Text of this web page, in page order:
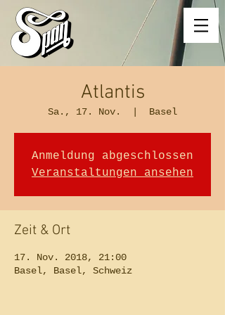
Atlantis
Sa., 17. Nov. Basel
Anmeldung abgeschlossen
Veranstaltungen ansehen
Zeit & Ort
17. Nov. 2018, 21:00
Basel, Basel, Schweiz